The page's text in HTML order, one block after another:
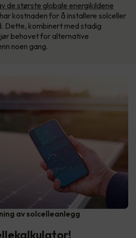
de største globale energikildene
kostnaden for å installere solceller
Dette, kombinert med stadig
behovet for alternative
noen gang.
av solcelleanlegg